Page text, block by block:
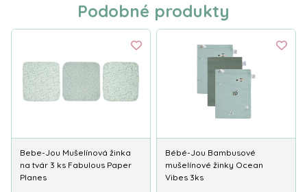
Podobné produkty
Bebe-Jou Mušelínová žinka
na tvár 3 ks Fabulous Paper
Planes
Bébé-Jou Bambusové
mušelínové žinky Ocean
Vibes 3ks